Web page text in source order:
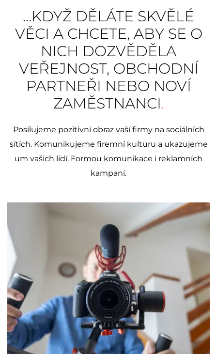
…KDYŽ DĚLÁTE SKVĚLÉ
VĚCI A CHCETE, ABY SE O
NICH DOZVĚDĚLA
VEŘEJNOST, OBCHODNÍ
PARTNEŘI NEBO NOVÍ
ZAMĚSTNANCI.
Posilujeme pozitivní obraz vaší firmy na sociálních
sítích. Komunikujeme firemní kulturu a ukazujeme
um vašich lidí. Formou komunikace i reklamních
kampaní.